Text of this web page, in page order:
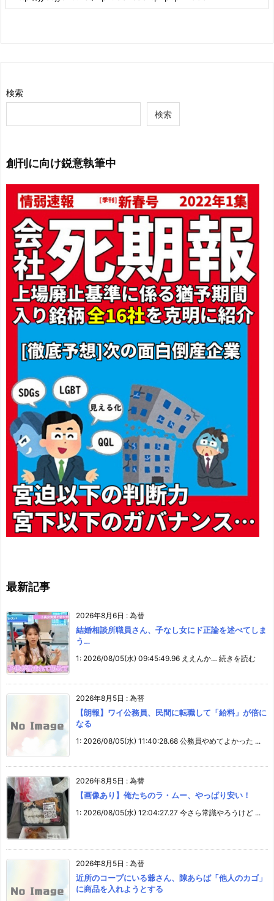
検索
検索
創刊に向け鋭意執筆中
最新記事
2026年8月6日 : 為替
結婚相談所職員さん、子なし女にド正論を述べてしま
う…
1: 2026/08/05(水) 09:45:49.96 ええんか… 続きを読む
2026年8月5日 : 為替
【朗報】ワイ公務員、民間に転職して「給料」が倍に
なる
1: 2026/08/05(水) 11:40:28.68 公務員やめてよかった ...
2026年8月5日 : 為替
【画像あり】俺たちのラ・ムー、やっぱり安い！
1: 2026/08/05(水) 12:04:27.27 今さら常識やろうけど ...
2026年8月5日 : 為替
近所のコープにいる爺さん、隙あらば「他人のカゴ」
に商品を入れようとする